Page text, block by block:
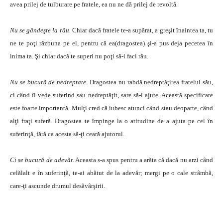
avea prilej de tulburare pe fratele, ea nu ne dă prilej de revoltă.
Nu se gândeşte la rău. Chiar dacă fratele te-a supărat, a greşit înaintea ta, tu
ne te poţi răzbuna pe el, pentru că ea(dragostea) şi-a pus deja pecetea în
inima ta. Şi chiar dacă te superi nu poţi să-i faci rău.
Nu se bucură de nedreptate. Dragostea nu rabdă nedreptăţirea fratelui său,
ci când îl vede suferind sau nedreptăţit, sare să-l ajute. Această specificare
este foarte importantă. Mulţi cred că iubesc atunci când stau deoparte, când
alţi fraţi suferă. Dragostea te împinge la o atitudine de a ajuta pe cel în
suferinţă, fără ca acesta să-ţi ceară ajutorul.
Ci se bucură de adevăr. Aceasta s-a spus pentru a arăta că dacă nu arzi când
celălalt e în suferinţă, te-ai abătut de la adevăr; mergi pe o cale strâmbă,
care-ţi ascunde drumul desăvârşirii.